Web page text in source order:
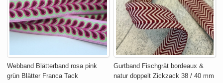
Webband Blätterband rosa pink
grün Blätter Franca Tack
Gurtband Fischgrät bordeaux &
natur doppelt Zickzack 38 / 40 mm